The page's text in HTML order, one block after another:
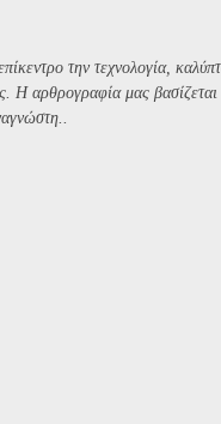
την τεχνολογία,
Η αρθρογραφία μας